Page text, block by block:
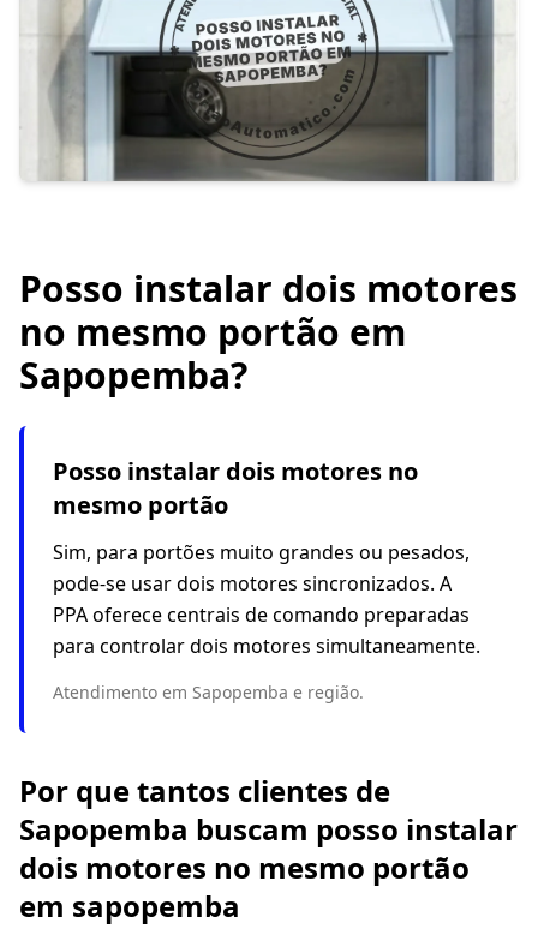
Posso instalar dois motores
no mesmo portão em
Sapopemba?
Posso instalar dois motores no
mesmo portão
Sim, para portões muito grandes ou pesados,
pode-se usar dois motores sincronizados. A
PPA oferece centrais de comando preparadas
para controlar dois motores simultaneamente.
Atendimento em Sapopemba e região.
Por que tantos clientes de
Sapopemba buscam posso instalar
dois motores no mesmo portão
em sapopemba